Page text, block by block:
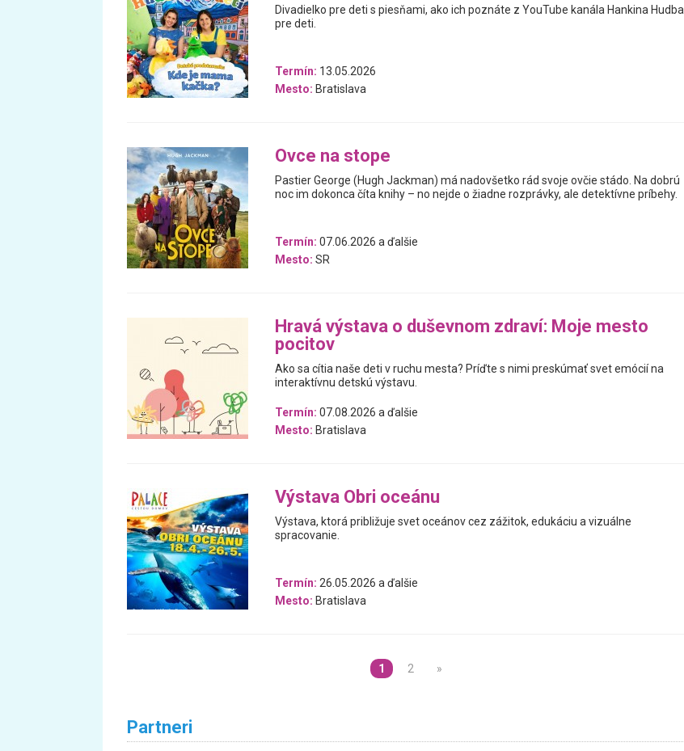
Divadielko pre deti s piesňami, ako ich poznáte z YouTube kanála Hankina Hudba
pre deti.
Termín: 13.05.2026
Mesto: Bratislava
Ovce na stope
Pastier George (Hugh Jackman) má nadovšetko rád svoje ovčie stádo. Na dobrú
noc im dokonca číta knihy – no nejde o žiadne rozprávky, ale detektívne príbehy.
Termín: 07.06.2026 a ďalšie
Mesto: SR
Hravá výstava o duševnom zdraví: Moje mesto
pocitov
Ako sa cítia naše deti v ruchu mesta? Príďte s nimi preskúmať svet emócií na
interaktívnu detskú výstavu.
Termín: 07.08.2026 a ďalšie
Mesto: Bratislava
Výstava Obri oceánu
Výstava, ktorá približuje svet oceánov cez zážitok, edukáciu a vizuálne
spracovanie.
Termín: 26.05.2026 a ďalšie
Mesto: Bratislava
1 2 »
Partneri